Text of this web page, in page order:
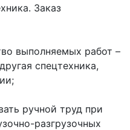
Заказ
выполняемых работ –
спецтехника,
ручной труд при
разгрузочных